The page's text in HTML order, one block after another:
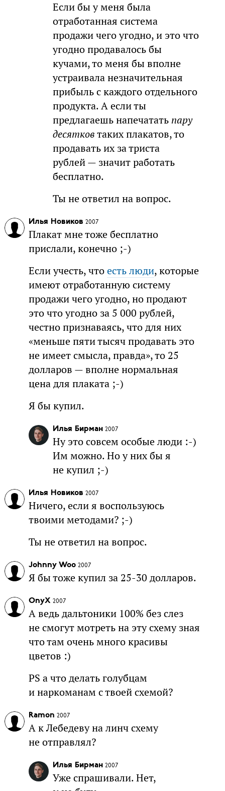
Если бы у меня была
отработанная система
продажи чего угодно, и это что
угодно продавалось бы
кучами, то меня бы вполне
устраивала незначительная
прибыль с каждого отдельного
продукта. А если ты
предлагаешь напечатать пару
десятковтаких плакатов, то
продавать их за триста
рублей — значит работать
бесплатно.
Ты не ответил на вопрос.
Илья Новиков 2007
Плакат мне тоже бесплатно
прислали, конечно ;-)
Если учесть, чтоесть люди, которые
имеют отработанную систему
продажи чего угодно, но продают
это что угодно за 5 000 рублей,
честно признаваясь, что для них
«меньше пяти тысяч продавать это
не имеет смысла, правда», то 25
долларов — вполне нормальная
цена для плаката ;-)
Я бы купил.
Илья Бирман 2007
Ну это совсем особые люди :-)
Им можно. Но у них бы я
не купил ;-)
Илья Новиков 2007
Ничего, если я воспользуюсь
твоими методами? ;-)
Ты не ответил на вопрос.
Johnny Woo 2007
Я бы тоже купил за 25-30 долларов.
OnyX 2007
А ведь дальтоники 100% без слез
не смогут мотреть на эту схему зная
что там очень много красивы
цветов :)
PS а что делать голубцам
и наркоманам с твоей схемой?
Ramon 2007
А к Лебедеву на линч схему
не отправлял?
Илья Бирман 2007
Уже спрашивали. Нет,